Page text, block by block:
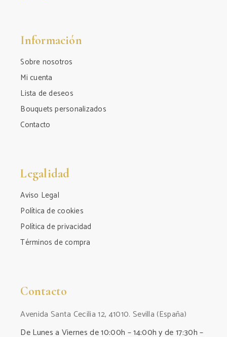
Información
Sobre nosotros
Mi cuenta
Lista de deseos
Bouquets personalizados
Contacto
Legalidad
Aviso Legal
Política de cookies
Política de privacidad
Términos de compra
Contacto
Avenida Santa Cecilia 12, 41010. Sevilla (España)
De Lunes a Viernes de 10:00h – 14:00h y de 17:30h –